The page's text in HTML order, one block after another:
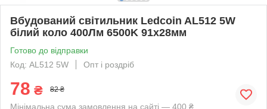
Вбудований світильник Ledcoin AL512 5W
білий коло 400Лм 6500K 91х28мм
Готово до відправки
Код: AL512 5W
Опт і роздріб
78 ₴ 82 ₴
Мінімальна сума замовлення на сайті — 400 ₴